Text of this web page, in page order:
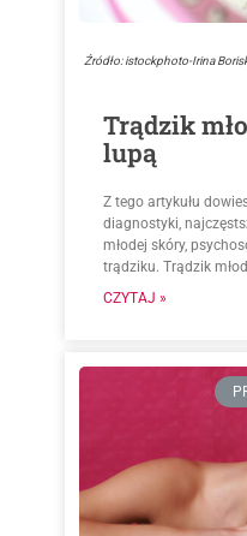
Źródło: istockphoto-Irina
Trądzik
lupą
Z tego artykułu
diagnostyki,
młodej skóry,
trądziku. Trądzik
CZYTAJ »